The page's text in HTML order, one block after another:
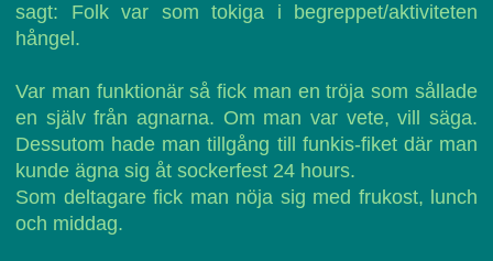
sagt: Folk var som tokiga i begreppet/aktiviteten
hångel.
Var man funktionär så fick man en tröja som sållade
en själv från agnarna. Om man var vete, vill säga.
Dessutom hade man tillgång till funkis-fiket där man
kunde ägna sig åt sockerfest 24 hours.
Som deltagare fick man nöja sig med frukost, lunch
och middag.